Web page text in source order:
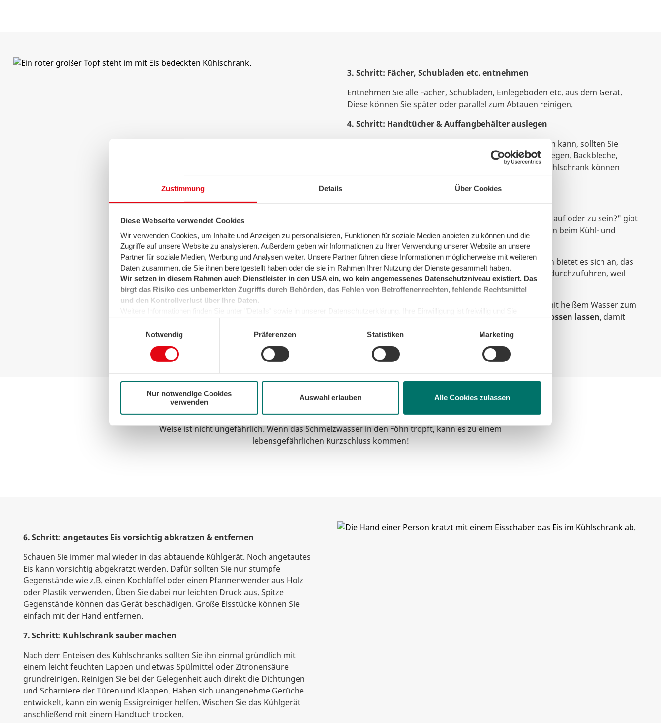
Zustimmung Details Über Cookies
Diese Webseite verwendet Cookies
Wir verwenden Cookies, um Inhalte und Anzeigen zu personalisieren, Funktionen für soziale Medien anbieten zu können und die
Zugriffe auf unsere Website zu analysieren. Außerdem geben wir Informationen zu Ihrer Verwendung unserer Website an unsere
Partner für soziale Medien, Werbung und Analysen weiter. Unsere Partner führen diese Informationen möglicherweise mit weiteren
Daten zusammen, die Sie ihnen bereitgestellt haben oder die sie im Rahmen Ihrer Nutzung der Dienste gesammelt haben.
Wir setzen in diesem Rahmen auch Dienstleister in den USA ein, wo kein angemessenes Datenschutzniveau existiert. Das
birgt das Risiko des unbemerkten Zugriffs durch Behörden, das Fehlen von Betroffenenrechten, fehlende Rechtsmittel
und den Kontrollverlust über Ihre Daten.
der Cookies auf das notwendige Minimum, um die Seite betreiben zu können.
Notwendig
Präferenzen Statistiken Marketing
Nur notwendige Cookies
verwenden
Auswahl erlauben Alle Cookies zulassen
3. Schritt: Fächer, Schubladen etc. entnehmen
Entnehmen Sie alle Fächer, Schubladen, Einlegeböden etc. aus dem Gerät.
Diese können Sie später oder parallel zum Abtauen reinigen.
4. Schritt: Handtücher & Auffangbehälter auslegen
Damit das Schmelzwasser vom Eis aufgefangen werden kann, sollten Sie
genug saugstarke Handtücher vor dem Kühlgerät auslegen. Backbleche,
Schüsseln, Schalen oder andere Auffangbehälter im Kühlschrank können
Auf die Frage "Sollte beim Kühlschrankabtauen die Tür auf oder zu sein?" gibt
es keine eindeutige Antwort, aber in der Regel lässt man beim Kühl- und
Gefrierschrankabtauen die Tür offen.
Beim Enteisen von Gefrierschränken und Gefriertruhen bietet es sich an, das
Abtauen mit geöffneter Tür oder Klappeüber Nacht durchzuführen, weil
der Prozess sehr lange dauert.
Bei gewöhnlichen Kühlschränken wird meist ein Topf mit heißem Wasser zum
Abtauen genutzt, dabei sollten Sie
die Tür eher geschlossen lassen, damit
Achtung:Das Abtauen mit einem Föhn mag den Vorgang beschleunigen, aber das Enteisen auf diese
Weise ist nicht ungefährlich. Wenn das Schmelzwasser in den Föhn tropft, kann es zu einem
lebensgefährlichen Kurzschluss kommen!
6. Schritt: angetautes Eis vorsichtig abkratzen & entfernen
Schauen Sie immer mal wieder in das abtauende Kühlgerät. Noch angetautes
Eis kann vorsichtig abgekratzt werden. Dafür sollten Sie nur stumpfe
Gegenstände wie z.B. einen Kochlöffel oder einen Pfannenwender aus Holz
oder Plastik verwenden. Üben Sie dabei nur leichten Druck aus. Spitze
Gegenstände können das Gerät beschädigen. Große Eisstücke können Sie
einfach mit der Hand entfernen.
7. Schritt: Kühlschrank sauber machen
Nach dem Enteisen des Kühlschranks sollten Sie ihn einmal gründlich mit
einem leicht feuchten Lappen und etwas Spülmittel oder Zitronensäure
grundreinigen. Reinigen Sie bei der Gelegenheit auch direkt die Dichtungen
und Scharniere der Türen und Klappen. Haben sich unangenehme Gerüche
entwickelt, kann ein wenig Essigreiniger helfen. Wischen Sie das Kühlgerät
anschließend mit einem Handtuch trocken.